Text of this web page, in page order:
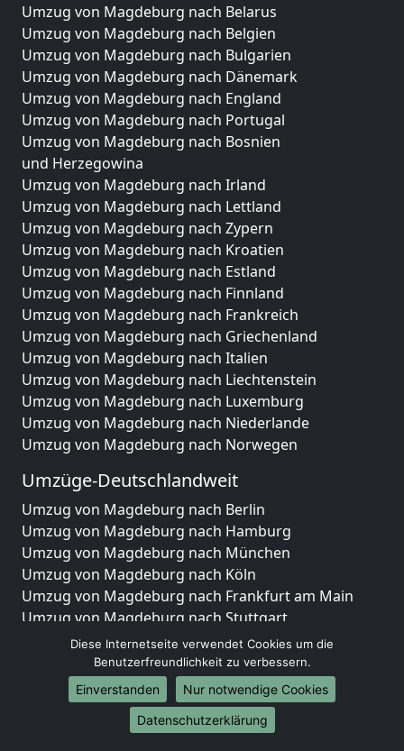
Umzug von Magdeburg nach Belarus
Umzug von Magdeburg nach Belgien
Umzug von Magdeburg nach Bulgarien
Umzug von Magdeburg nach Dänemark
Umzug von Magdeburg nach England
Umzug von Magdeburg nach Portugal
Umzug von Magdeburg nach Bosnien
und Herzegowina
Umzug von Magdeburg nach Irland
Umzug von Magdeburg nach Lettland
Umzug von Magdeburg nach Zypern
Umzug von Magdeburg nach Kroatien
Umzug von Magdeburg nach Estland
Umzug von Magdeburg nach Finnland
Umzug von Magdeburg nach Frankreich
Umzug von Magdeburg nach Griechenland
Umzug von Magdeburg nach Italien
Umzug von Magdeburg nach Liechtenstein
Umzug von Magdeburg nach Luxemburg
Umzug von Magdeburg nach Niederlande
Umzug von Magdeburg nach Norwegen
Umzüge-Deutschlandweit
Umzug von Magdeburg nach Berlin
Umzug von Magdeburg nach Hamburg
Umzug von Magdeburg nach München
Umzug von Magdeburg nach Köln
Umzug von Magdeburg nach Frankfurt am Main
Umzug von Magdeburg nach Stuttgart
Umzug von Magdeburg nach Düsseldorf
Umzug von Magdeburg nach Leipzig
Umzug von Magdeburg nach Dortmund
Umzug von Magdeburg nach Essen
Umzug von Magdeburg nach Bremen
Diese Internetseite verwendet Cookies um die
Benutzerfreundlichkeit zu verbessern.
Einverstanden
Nur notwendige Cookies
Datenschutzerklärung